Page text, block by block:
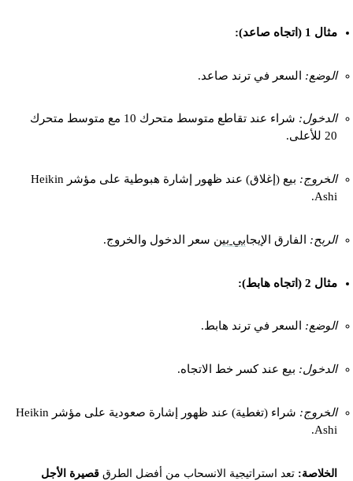
مثال 1 (اتجاه صاعد):
الوضع: السعر في ترند صاعد.
الدخول:
شراء عند تقاطع متوسط متحرك 10 مع متوسط متحرك
20 للأعلى.
الخروج:
بيع (إغلاق) عند ظهور إشارة هبوطية على مؤشر Heikin
Ashi.
الربح: الفارق الإيجابي بين سعر الدخول والخروج.
مثال 2 (اتجاه هابط):
الوضع: السعر في ترند هابط.
الدخول: بيع عند كسر خط الاتجاه.
الخروج:
شراء (تغطية) عند ظهور إشارة صعودية على مؤشر Heikin
Ashi.
الخلاصة: تعد استراتيجية الانسحاب من أفضل الطرق قصيرة الأجل